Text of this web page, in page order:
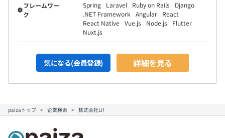
フレームワー
ク
Spring Laravel Ruby on Rails
Django
.NET Framework
Angular
React
React Native Vue.js Node.js
Flutter
Nuxt.js
気になる(会員登録) 詳細を見る
paizaトップ 企業検索 株式会社Lif